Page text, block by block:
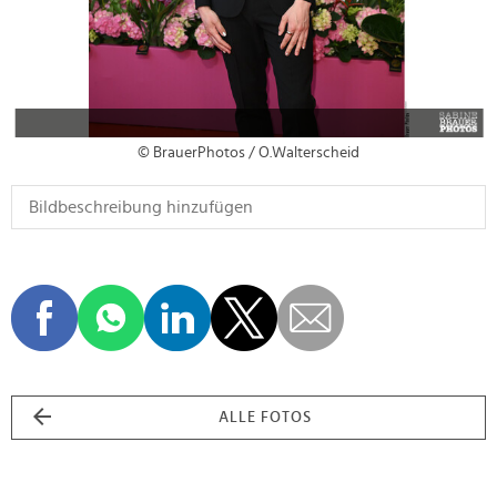
© BrauerPhotos / O.Walterscheid
ALLE FOTOS